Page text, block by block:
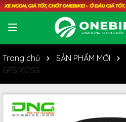
Trang chủ SẢN PHẨM MỚI
GPS XOSS